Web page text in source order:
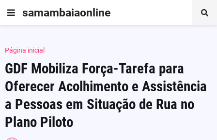
samambaiaonline
Página inicial
GDF Mobiliza Força-Tarefa para
Oferecer Acolhimento e Assistência
a Pessoas em Situação de Rua no
Plano Piloto